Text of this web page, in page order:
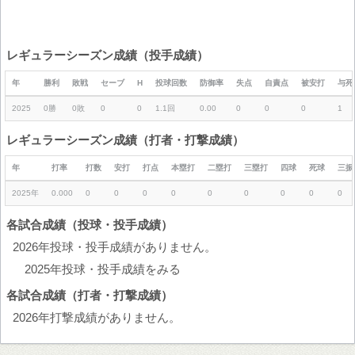
レギュラーシーズン成績（投手成績）
年 勝利 敗戦 セーブ H 投球回数 防御率 失点 自責点 被安打 与死
2025 0勝 0敗 0 0 1.1回 0.00 0 0 0 1
レギュラーシーズン成績（打者・打撃成績）
年 打率 打数 安打 打点 本塁打 二塁打 三塁打 四球 死球 三振
2025年 0.000 0 0 0 0 0 0 0 0 0
各試合成績（投球・投手成績）
2026年投球・投手成績がありません。
2025年投球・投手成績をみる
各試合成績（打者・打撃成績）
2026年打撃成績がありません。